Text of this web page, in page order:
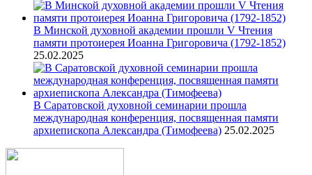
В Минской духовной академии прошли V Чтения
памяти протоиерея Иоанна Григоровича (1792-1852)
25.02.2025
В Саратовской духовной семинарии прошла
международная конференция, посвященная памяти
архиепископа Александра (Тимофеева) 25.02.2025